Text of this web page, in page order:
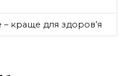
краще для здоров’я